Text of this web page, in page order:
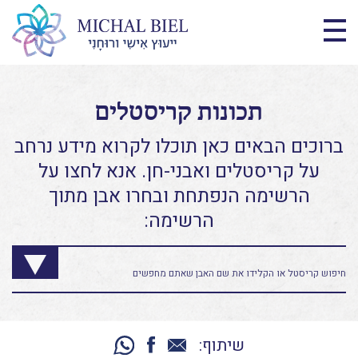
תכונות קריסטלים
ברוכים הבאים כאן תוכלו לקרוא מידע נרחב
על קריסטלים ואבני-חן. אנא לחצו על
הרשימה הנפתחת ובחרו אבן מתוך
הרשימה:
שיתוף: